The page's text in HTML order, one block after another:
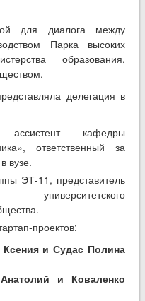
для диалога между
Парка высоких
образования,
делегация в
кафедры
ответственный за
вузе.
ЭТ-11, представитель
проектов:
Ксения и Судас Полина
и Коваленко